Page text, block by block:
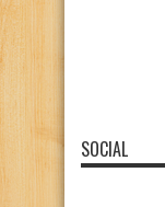
SOCIAL